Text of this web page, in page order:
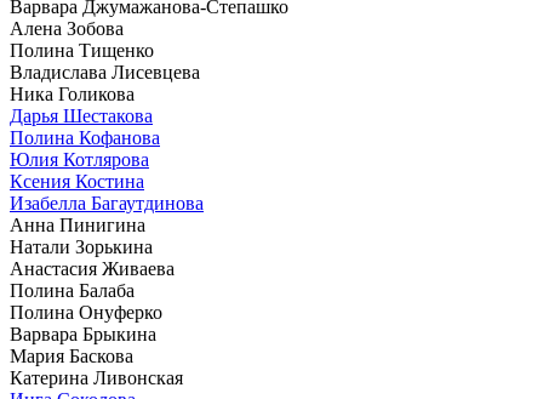
Варвара Джумажанова-Степашко
Алена Зобова
Полина Тищенко
Владислава Лисевцева
Ника Голикова
Дарья Шестакова
Полина Кофанова
Юлия Котлярова
Ксения Костина
Изабелла Багаутдинова
Анна Пинигина
Натали Зорькина
Анастасия Живаева
Полина Балаба
Полина Онуферко
Варвара Брыкина
Мария Баскова
Катерина Ливонская